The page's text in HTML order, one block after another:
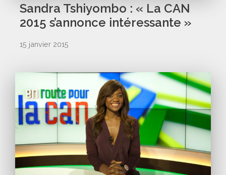
Sandra Tshiyombo : « La CAN
2015 s’annonce intéressante »
15 janvier 2015